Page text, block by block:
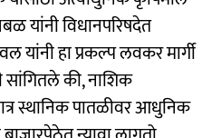
यांनी विधानपरिषदेत
यांनी हा प्रकल्प लवकर मार्गी
की, नाशिक
स्थानिक पातळीवर आधुनिक